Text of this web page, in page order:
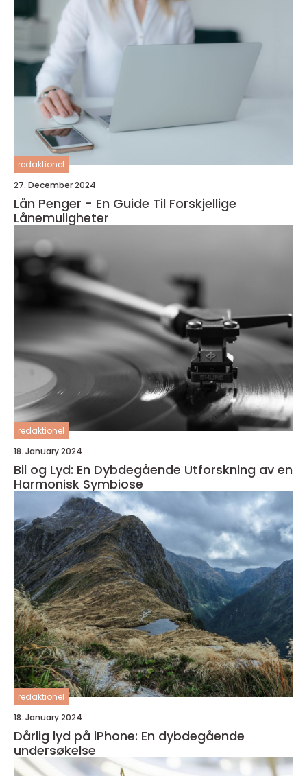
redaktionel
27. December 2024
Lån Penger - En Guide Til Forskjellige
Lånemuligheter
redaktionel
18. January 2024
Bil og Lyd: En Dybdegående Utforskning av en
Harmonisk Symbiose
redaktionel
18. January 2024
Dårlig lyd på iPhone: En dybdegående
undersøkelse